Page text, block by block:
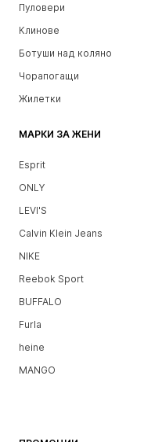
Пуловери
Клинове
Ботуши над коляно
Чорапогащи
Жилетки
МАРКИ ЗА ЖЕНИ
Esprit
ONLY
LEVI'S
Calvin Klein Jeans
NIKE
Reebok Sport
BUFFALO
Furla
heine
MANGO